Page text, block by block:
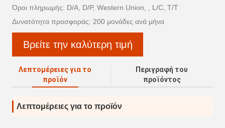
Όροι πληρωμής: D/A, D/P, Western Union, , L/C, T/T
Δυνατότητα προσφοράς: 200 μονάδες ανά μήνα
Βρείτε την καλύτερη τιμή
Λεπτομέρειες για το
προϊόν
Περιγραφή του
προϊόντος
Λεπτομέρειες για το προϊόν